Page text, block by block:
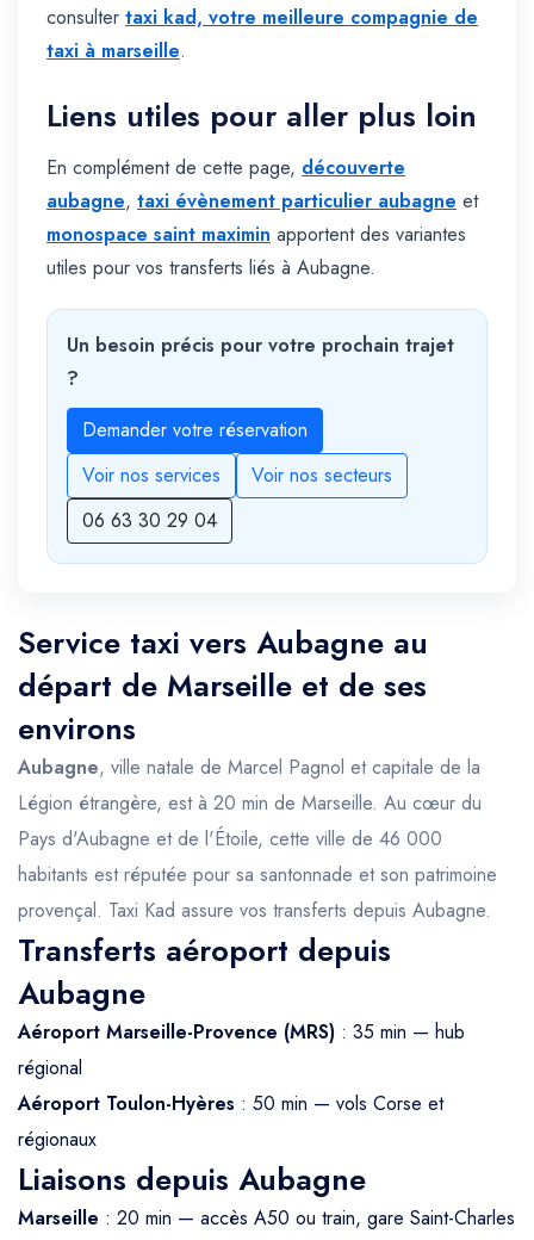
consulter taxi kad, votre meilleure compagnie de
taxi à marseille.
Liens utiles pour aller plus loin
En complément de cette page, découverte
aubagne, taxi évènement particulier aubagne et
monospace saint maximin apportent des variantes
utiles pour vos transferts liés à Aubagne.
Un besoin précis pour votre prochain trajet
?
Demander votre réservation
Voir nos services
Voir nos secteurs
06 63 30 29 04
Service taxi vers Aubagne au
départ de Marseille et de ses
environs
Aubagne, ville natale de Marcel Pagnol et capitale de la
Légion étrangère, est à 20 min de Marseille. Au cœur du
Pays d'Aubagne et de l'Étoile, cette ville de 46 000
habitants est réputée pour sa santonnade et son patrimoine
provençal. Taxi Kad assure vos transferts depuis Aubagne.
Transferts aéroport depuis
Aubagne
Aéroport Marseille-Provence (MRS) : 35 min — hub
régional
Aéroport Toulon-Hyères : 50 min — vols Corse et
régionaux
Liaisons depuis Aubagne
Marseille : 20 min — accès A50 ou train, gare Saint-Charles